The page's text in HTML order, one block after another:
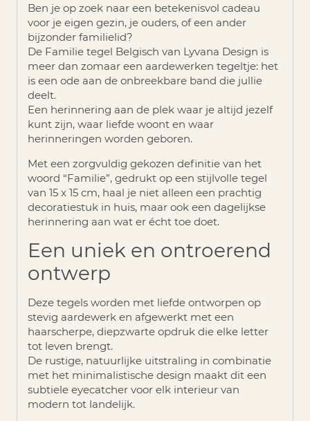
Ben je op zoek naar een betekenisvol cadeau
voor je eigen gezin, je ouders, of een ander
bijzonder familielid?
De Familie tegel Belgisch van Lyvana Design is
meer dan zomaar een aardewerken tegeltje: het
is een ode aan de onbreekbare band die jullie
deelt.
Een herinnering aan de plek waar je altijd jezelf
kunt zijn, waar liefde woont en waar
herinneringen worden geboren.
Met een zorgvuldig gekozen definitie van het
woord “Familie”, gedrukt op een stijlvolle tegel
van 15 x 15 cm, haal je niet alleen een prachtig
decoratiestuk in huis, maar ook een dagelijkse
herinnering aan wat er écht toe doet.
Een uniek en ontroerend
ontwerp
Deze tegels worden met liefde ontworpen op
stevig aardewerk en afgewerkt met een
haarscherpe, diepzwarte opdruk die elke letter
tot leven brengt.
De rustige, natuurlijke uitstraling in combinatie
met het minimalistische design maakt dit een
subtiele eyecatcher voor elk interieur van
modern tot landelijk.